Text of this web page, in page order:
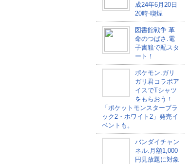
成24年6月20日
20時-喫煙
図書館戦争 革
命のつばさ.電
子書籍で配スタ
ート！
ポケモン.ガリ
ガリ君コラボア
イスでTシャツ
をもらおう！
「ポケットモンスターブラ
ック2・ホワイト2」発売イ
ベントも。
バンダイチャン
ネル.月額1,000
円見放題に対象